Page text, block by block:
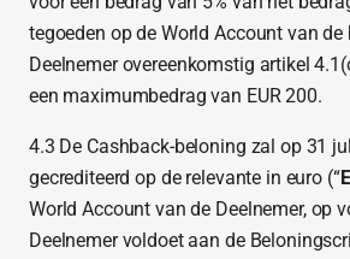
tegoeden op de World Account van
Deelnemer overeenkomstig artikel
een maximumbedrag van EUR 200.
4.3 De Cashback-beloning zal op 31
gecrediteerd op de relevante in euro (“
World Account van de Deelnemer, op
Deelnemer voldoet aan de